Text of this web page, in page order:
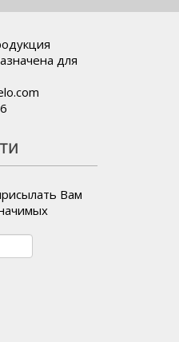
для
Вам